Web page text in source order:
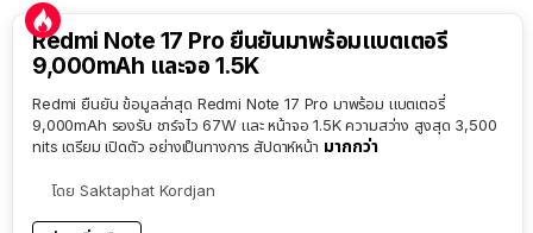
Redmi Note 17 Pro ยืนยันมาพร้อมแบตเตอรี่
9,000mAh และจอ 1.5K
Redmi ยืนยัน ข้อมูลล่าสุด Redmi Note 17 Pro มาพร้อม แบตเตอรี่
9,000mAh รองรับ ชาร์จไว 67W และ หน้าจอ 1.5K ความสว่าง สูงสุด 3,500
nits เตรียม เปิดตัว อย่างเป็นทางการ สัปดาห์หน้า มากกว่า
โดย Saktaphat Kordjan